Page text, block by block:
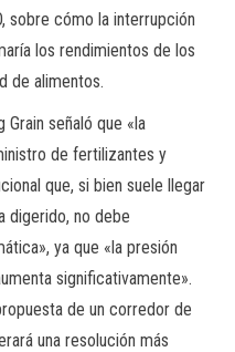
sobre cómo la interrupción
los rendimientos de los
de alimentos.
señaló que «la
de fertilizantes y
que, si bien suele llegar
digerido, no debe
ya que «la presión
significativamente».
de un corredor de
una resolución más